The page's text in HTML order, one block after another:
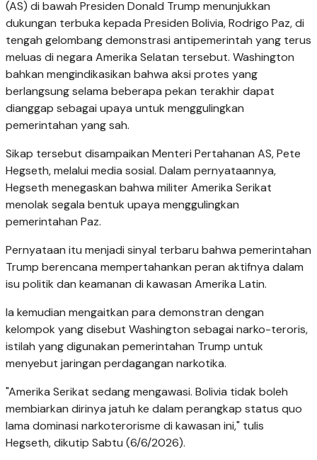
(AS) di bawah Presiden Donald Trump menunjukkan
dukungan terbuka kepada Presiden Bolivia, Rodrigo Paz, di
tengah gelombang demonstrasi antipemerintah yang terus
meluas di negara Amerika Selatan tersebut. Washington
bahkan mengindikasikan bahwa aksi protes yang
berlangsung selama beberapa pekan terakhir dapat
dianggap sebagai upaya untuk menggulingkan
pemerintahan yang sah.
Sikap tersebut disampaikan Menteri Pertahanan AS, Pete
Hegseth, melalui media sosial. Dalam pernyataannya,
Hegseth menegaskan bahwa militer Amerika Serikat
menolak segala bentuk upaya menggulingkan
pemerintahan Paz.
Pernyataan itu menjadi sinyal terbaru bahwa pemerintahan
Trump berencana mempertahankan peran aktifnya dalam
isu politik dan keamanan di kawasan Amerika Latin.
Ia kemudian mengaitkan para demonstran dengan
kelompok yang disebut Washington sebagai narko-teroris,
istilah yang digunakan pemerintahan Trump untuk
menyebut jaringan perdagangan narkotika.
"Amerika Serikat sedang mengawasi. Bolivia tidak boleh
membiarkan dirinya jatuh ke dalam perangkap status quo
lama dominasi narkoterorisme di kawasan ini," tulis
Hegseth, dikutip Sabtu (6/6/2026).